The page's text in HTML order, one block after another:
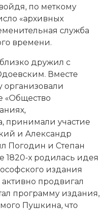
история
дисциплины
по меткому
«архивных
служба
времени.
дружил с
. Вместе
«Общество
принимали участие
и Александр
Погодин и Степан
1820-х родилась идея
издания
продвигал
программу издания,
Пушкина, что